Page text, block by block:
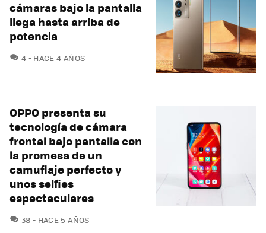
cámaras bajo la pantalla
llega hasta arriba de
potencia
4 COMENTARIOS
HACE 4 AÑOS
OPPO presenta su
tecnología de cámara
frontal bajo pantalla con
la promesa de un
camuflaje perfecto y
unos selfies
espectaculares
38 COMENTARIOS
HACE 5 AÑOS